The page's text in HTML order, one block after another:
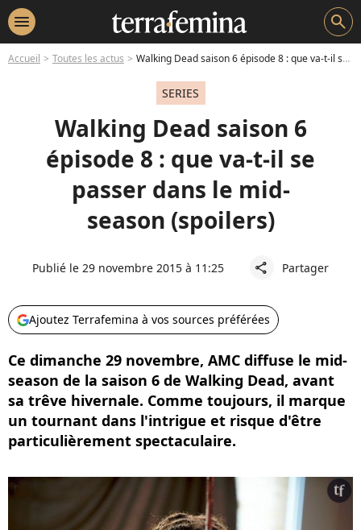
menu search
Accueil Toutes les actus Walking Dead saison 6 épisode 8 : que va-t-il se passer dans le mid-season (spoilers)
SERIES
Walking Dead saison 6
épisode 8 : que va-t-il se
passer dans le mid-
season (spoilers)
Publié le 29 novembre 2015 à 11:25 share Partager
Ajoutez Terrafemina à vos sources préférées
Ce dimanche 29 novembre, AMC diffuse le mid-
season de la saison 6 de Walking Dead, avant
sa trêve hivernale. Comme toujours, il marque
un tournant dans l'intrigue et risque d'être
particulièrement spectaculaire.